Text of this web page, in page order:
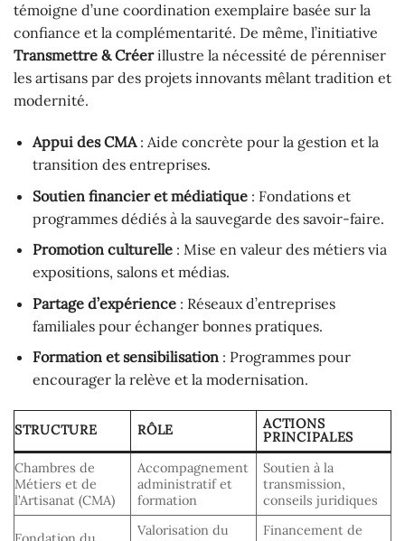
témoigne d’une coordination exemplaire basée sur la
confiance et la complémentarité. De même, l’initiative
Transmettre & Créerillustre la nécessité de pérenniser
les artisans par des projets innovants mêlant tradition et
modernité.
Appui des CMA: Aide concrète pour la gestion et la
transition des entreprises.
Soutien financier et médiatique: Fondations et
programmes dédiés à la sauvegarde des savoir-faire.
Promotion culturelle: Mise en valeur des métiers via
expositions, salons et médias.
Partage d’expérience: Réseaux d’entreprises
familiales pour échanger bonnes pratiques.
Formation et sensibilisation: Programmes pour
encourager la relève et la modernisation.
STRUCTURE RÔLE
ACTIONS
PRINCIPALES
Chambres de
Métiers et de
l’Artisanat (CMA)
Accompagnement
administratif et
formation
Soutien à la
transmission,
conseils juridiques
Valorisation du
Financement de